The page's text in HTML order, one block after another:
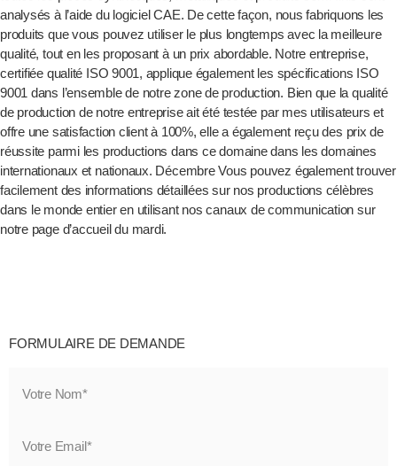
analysés à l’aide du logiciel CAE. De cette façon, nous fabriquons les
produits que vous pouvez utiliser le plus longtemps avec la meilleure
qualité, tout en les proposant à un prix abordable. Notre entreprise,
certifiée qualité ISO 9001, applique également les spécifications ISO
9001 dans l’ensemble de notre zone de production. Bien que la qualité
de production de notre entreprise ait été testée par mes utilisateurs et
offre une satisfaction client à 100%, elle a également reçu des prix de
réussite parmi les productions dans ce domaine dans les domaines
internationaux et nationaux. Décembre Vous pouvez également trouver
facilement des informations détaillées sur nos productions célèbres
dans le monde entier en utilisant nos canaux de communication sur
notre page d’accueil du mardi.
FORMULAIRE DE DEMANDE